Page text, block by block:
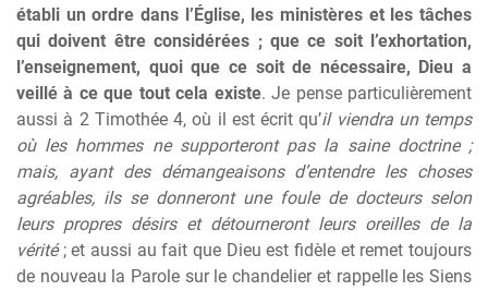
établi un ordre dans l’Église, les ministères et les tâches
qui doivent être considérées ; que ce soit l’exhortation,
l’enseignement, quoi que ce soit de nécessaire, Dieu a
veillé à ce que tout cela existe. Je pense particulièrement
aussi à 2 Timothée 4, où il est écrit qu’il viendra un temps
où les hommes ne supporteront pas la saine doctrine ;
mais, ayant des démangeaisons d’entendre les choses
agréables, ils se donneront une foule de docteurs selon
leurs propres désirs et détourneront leurs oreilles de la
vérité; et aussi au fait que Dieu est fidèle et remet toujours
de nouveau la Parole sur le chandelier et rappelle les Siens